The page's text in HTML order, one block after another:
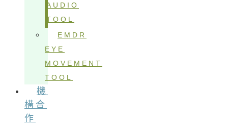
AUDIO
TOOL
EMDR
EYE
MOVEMENT
TOOL
機
構合
作